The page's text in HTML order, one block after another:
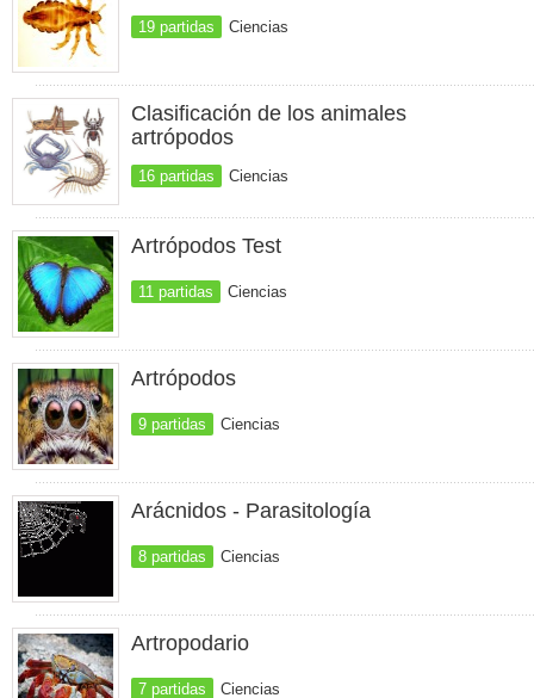
19 partidas Ciencias
Clasificación de los animales
artrópodos
16 partidas Ciencias
Artrópodos Test
11 partidas Ciencias
Artrópodos
9 partidas Ciencias
Arácnidos - Parasitología
8 partidas Ciencias
Artropodario
7 partidas Ciencias